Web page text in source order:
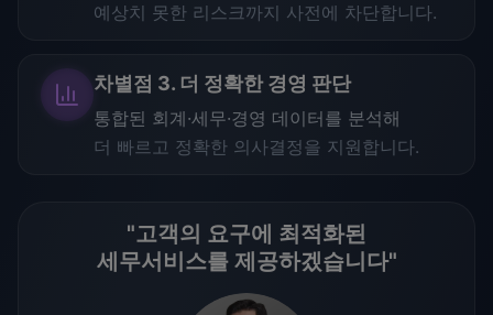
예상치 못한 리스크까지 사전에 차단합니다.
차별점 3. 더 정확한 경영 판단
통합된 회계·세무·경영 데이터를 분석해
더 빠르고 정확한 의사결정을 지원합니다.
"고객의 요구에 최적화된
세무서비스를 제공하겠습니다"